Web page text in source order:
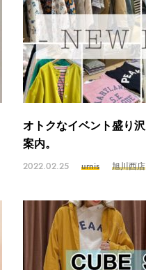
オトクなイベント盛り
案内。
2022.02.25 urnis 旭川西店